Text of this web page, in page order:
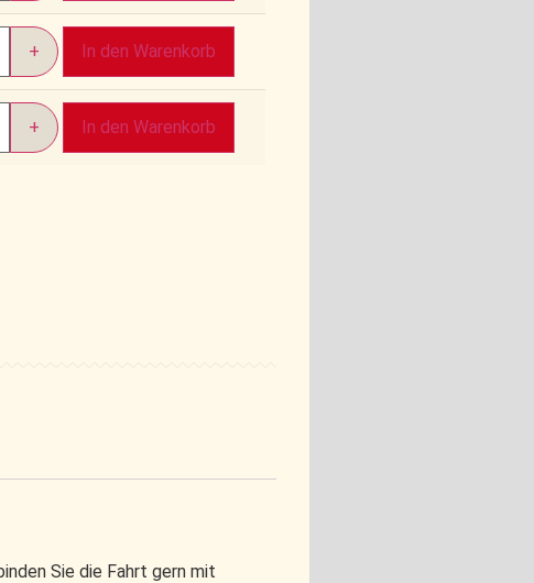
In den Warenkorb
In den Warenkorb
Sie die Fahrt gern mit